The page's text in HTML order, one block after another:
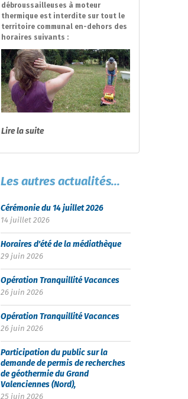
débroussailleuses à moteur
thermique est interdite sur tout le
territoire communal en-dehors des
horaires suivants :
Lire la suite
Les autres actualités...
Cérémonie du 14 juillet 2026
14 juillet 2026
Horaires d'été de la médiathèque
29 juin 2026
Opération Tranquillité Vacances
26 juin 2026
Opération Tranquillité Vacances
26 juin 2026
Participation du public sur la
demande de permis de recherches
de géothermie du Grand
Valenciennes (Nord),
25 juin 2026